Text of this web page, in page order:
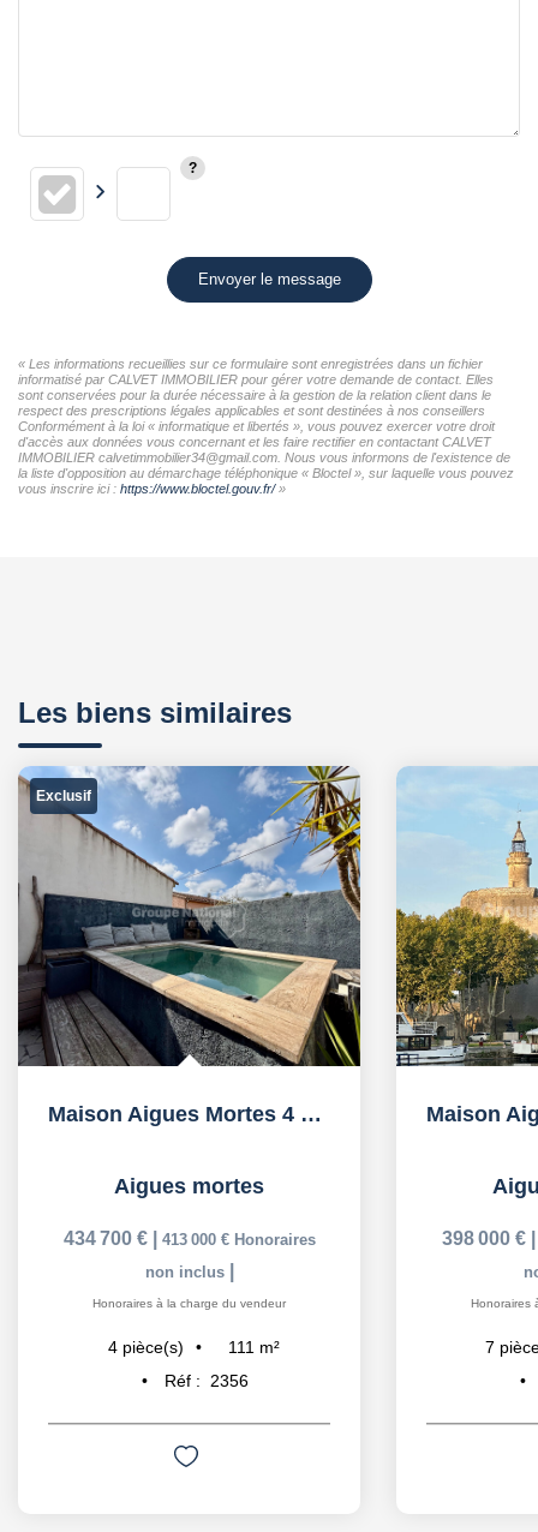
Envoyer le message
« Les informations recueillies sur ce formulaire sont enregistrées dans un fichier
informatisé par CALVET IMMOBILIER pour gérer votre demande de contact. Elles
sont conservées pour la durée nécessaire à la gestion de la relation client dans le
respect des prescriptions légales applicables et sont destinées à nos conseillers
Conformément à la loi « informatique et libertés », vous pouvez exercer votre droit
d'accès aux données vous concernant et les faire rectifier en contactant CALVET
IMMOBILIER calvetimmobilier34@gmail.com. Nous vous informons de l'existence de
la liste d'opposition au démarchage téléphonique « Bloctel », sur laquelle vous pouvez
vous inscrire ici : https://www.bloctel.gouv.fr/»
Les biens similaires
Exclusif
Maison Aigues Mortes 4 pièce(s) 111m2
Aigues mortes
434 700 € 413 000 € Honoraires
non inclus
Honoraires à la charge du vendeur
4 pièce(s) 111 m²
Réf :
2356
398 000 €
Honoraires
7